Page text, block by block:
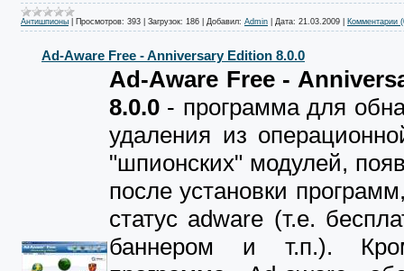
Антишпионы Просмотров: 393 Загрузок: 186 Добавил: Admin Дата: 21.03.2009 Комментарии
Ad-Aware Free - Anniversary Edition 8.0.0
Ad-Aware Free -
8.0.0 - программа для
удаления из
"шпионских" модулей,
после установки
статус adware (т.е.
баннером и т.п.).